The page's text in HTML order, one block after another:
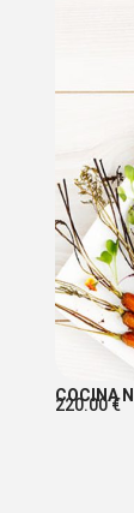
COCINA
220.00€